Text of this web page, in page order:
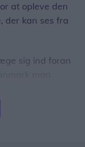
at opleve den
der kan ses fra
sig ind foran